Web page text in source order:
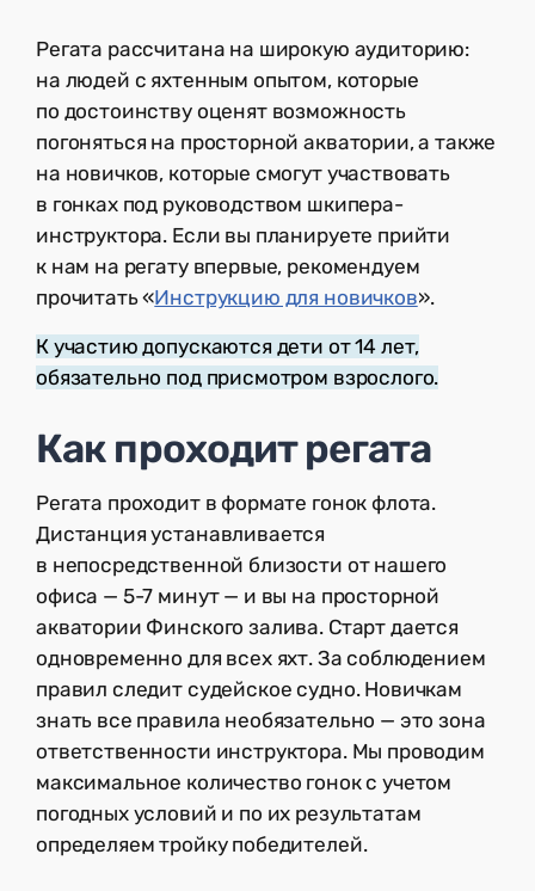
Регата рассчитана на широкую аудиторию:
на людей с яхтенным опытом, которые
по достоинству оценят возможность
погоняться на просторной акватории, а также
на новичков, которые смогут участвовать
в гонках под руководством шкипера-
инструктора. Если вы планируете прийти
к нам на регату впервые, рекомендуем
прочитать «Инструкцию для новичков».
К участию допускаются дети от 14 лет,
обязательно под присмотром взрослого.
Как проходит регата
Регата проходит в формате гонок флота.
Дистанция устанавливается
в непосредственной близости от нашего
офиса — 5-7 минут — и вы на просторной
акватории Финского залива. Старт дается
одновременно для всех яхт. За соблюдением
правил следит судейское судно. Новичкам
знать все правила необязательно — это зона
ответственности инструктора. Мы проводим
максимальное количество гонок с учетом
погодных условий и по их результатам
определяем тройку победителей.